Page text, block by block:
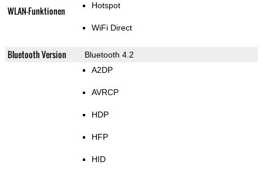
WLAN-Funktionen Hotspot
WiFi Direct
Bluetooth Version Bluetooth 4.2
A2DP
AVRCP
HDP
HFP
HID